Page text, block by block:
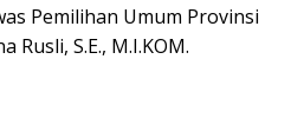
Pemilihan Umum Provinsi
Rusli, S.E., M.I.KOM.